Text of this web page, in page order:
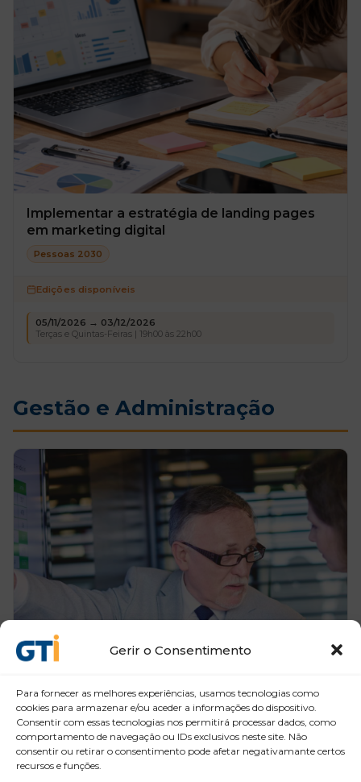
Gerir o Consentimento
Para fornecer as melhores experiências, usamos tecnologias como
cookies para armazenar e/ou aceder a informações do dispositivo.
Consentir com essas tecnologias nos permitirá processar dados, como
comportamento de navegação ou IDs exclusivos neste site. Não
consentir ou retirar o consentimento pode afetar negativamante certos
recursos e funções.
Implementar a estratégia de landing pages
em marketing digital
Pessoas 2030
Edições disponíveis
05/11/2026 → 03/12/2026
Terças e Quintas-Feiras | 19h00 às 22h00
Gestão e Administração